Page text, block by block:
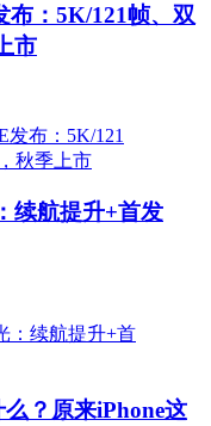
：5K/121帧、双
市
续航提升+首发
？原来iPhone这